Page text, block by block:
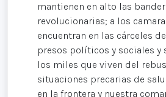
mantienen en alto las
revolucionarias; a los
encuentran en las cárceles
presos políticos y sociales y
los miles que viven del
situaciones precarias de
en la frontera y nuestra